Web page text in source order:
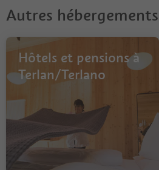
Autres hébergements
Hôtels et pensions à
Terlan/Terlano